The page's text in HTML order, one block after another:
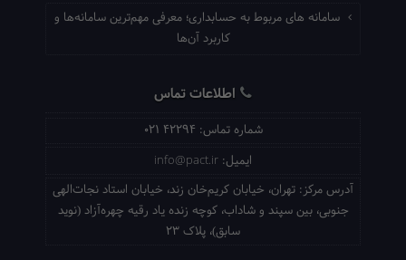
سامانه های مربوط به حسابداری؛ معرفی مهم‌ترین سامانه‌ها و
کاربرد آن‌ها
اطلاعات تماس
شماره تماس: 021 42294
ایمیل: info@pact.ir
آدرس مرکز: تهران، خیابان کریم‌خان زند، خیابان استاد نجات‌الهی
جنوبی، بین سپند و شاداب، کوچه زنده یاد رقیه چهره‌آزاد (نوید
سابق)، پلاک 23